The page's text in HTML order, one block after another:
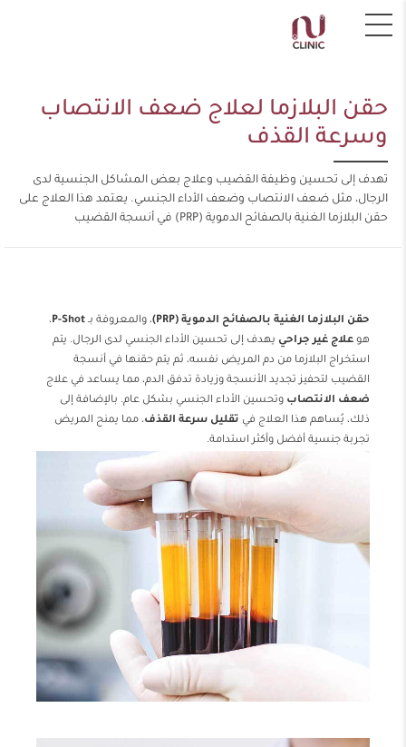
حقن البلازما لعلاج ضعف الانتصاب
وسرعة القذف
تهدف إلى تحسين وظيفة القضيب وعلاج بعض المشاكل الجنسية لدى
الرجال، مثل ضعف الانتصاب وضعف الأداء الجنسي. يعتمد هذا العلاج على
حقن البلازما الغنية بالصفائح الدموية (PRP) في أنسجة القضيب
حقن البلازما الغنية بالصفائح الدموية (PRP) ، والمعروفة بـ P-Shot،
هو علاج غير جراحي يهدف إلى تحسين الأداء الجنسي لدى الرجال. يتم
استخراج البلازما من دم المريض نفسه، ثم يتم حقنها في أنسجة
القضيب لتحفيز تجديد الأنسجة وزيادة تدفق الدم، مما يساعد في علاج
ضعف الانتصاب وتحسين الأداء الجنسي بشكل عام. بالإضافة إلى
ذلك، يُساهم هذا العلاج في تقليل سرعة القذف، مما يمنح المريض
تجربة جنسية أفضل وأكثر استدامة.